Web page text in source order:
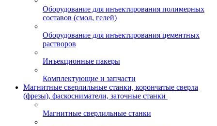
Оборудование для инъектирования полимерных
составов (смол, гелей)
Оборудование для инъектирования цементных
растворов
Инъекционные пакеры
Комплектующие и запчасти
Магнитные сверлильные станки, корончатые сверла
(фрезы), фаскосниматели, заточные станки
Магнитные сверлильные станки